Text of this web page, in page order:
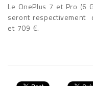
Le OnePlus 7 et Pro (6
seront respectivement
et 709 €.